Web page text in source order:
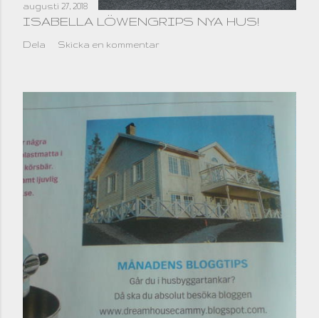
augusti 27, 2018
ISABELLA LÖWENGRIPS NYA HUS!
Dela Skicka en kommentar